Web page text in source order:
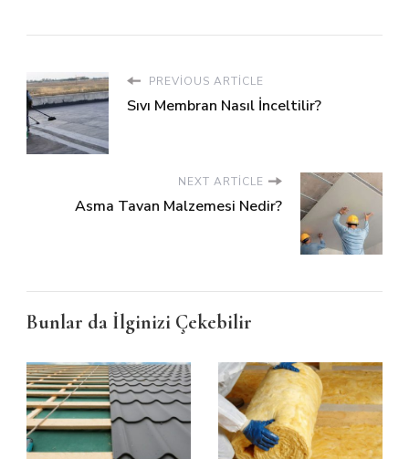
PREVIOUS ARTICLE
Sıvı Membran Nasıl İnceltilir?
NEXT ARTICLE
Asma Tavan Malzemesi Nedir?
Bunlar da İlginizi Çekebilir